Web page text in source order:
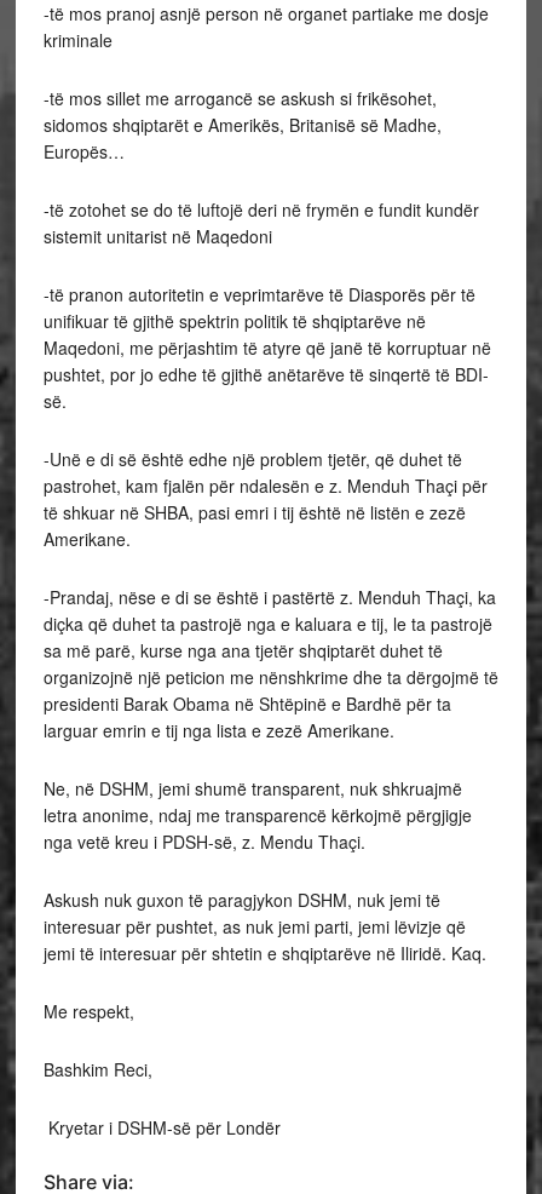
-të mos pranoj asnjë person në organet partiake me dosje
kriminale
-të mos sillet me arrogancë se askush si frikësohet,
sidomos shqiptarët e Amerikës, Britanisë së Madhe,
Europës…
-të zotohet se do të luftojë deri në frymën e fundit kundër
sistemit unitarist në Maqedoni
-të pranon autoritetin e veprimtarëve të Diasporës për të
unifikuar të gjithë spektrin politik të shqiptarëve në
Maqedoni, me përjashtim të atyre që janë të korruptuar në
pushtet, por jo edhe të gjithë anëtarëve të sinqertë të BDI-
së.
-Unë e di së është edhe një problem tjetër, që duhet të
pastrohet, kam fjalën për ndalesën e z. Menduh Thaçi për
të shkuar në SHBA, pasi emri i tij është në listën e zezë
Amerikane.
-Prandaj, nëse e di se është i pastërtë z. Menduh Thaçi, ka
diçka që duhet ta pastrojë nga e kaluara e tij, le ta pastrojë
sa më parë, kurse nga ana tjetër shqiptarët duhet të
organizojnë një peticion me nënshkrime dhe ta dërgojmë të
presidenti Barak Obama në Shtëpinë e Bardhë për ta
larguar emrin e tij nga lista e zezë Amerikane.
Ne, në DSHM, jemi shumë transparent, nuk shkruajmë
letra anonime, ndaj me transparencë kërkojmë përgjigje
nga vetë kreu i PDSH-së, z. Mendu Thaçi.
Askush nuk guxon të paragjykon DSHM, nuk jemi të
interesuar për pushtet, as nuk jemi parti, jemi lëvizje që
jemi të interesuar për shtetin e shqiptarëve në Iliridë. Kaq.
Me respekt,
Bashkim Reci,
Kryetar i DSHM-së për Londër
Share via: